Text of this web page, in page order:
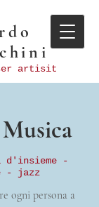
artisit
d'insieme -
- jazz
ogni persona a